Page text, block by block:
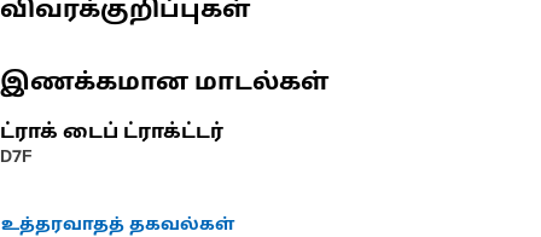
விவரக்குறிப்புகள்
இணக்கமான மாடல்கள்
ட்ராக் டைப் ட்ராக்ட்டர்
D7F
உத்தரவாதத் தகவல்கள்